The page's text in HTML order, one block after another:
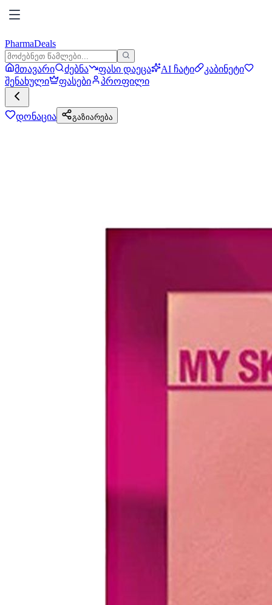
PharmaDeals
მთავარი ძებნა ფასი დაეცა AI ჩატი
კაბინეტი
შენახული
ფასები პროფილი
დონაცია გაზიარება